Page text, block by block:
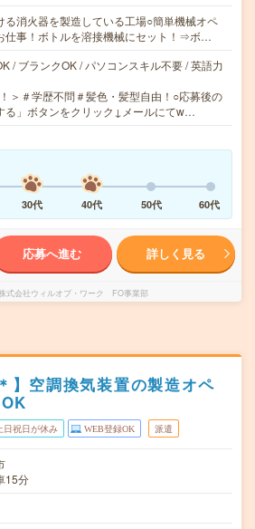
る消火器を製造している工場○簡単機械オペ
仕事！ボトルを溶接機械にセット！⇒ボ…
/ ブランクOK / パソコンスキル不要 / 英語力
＞＃学歴不問＃髪色・髪型自由！○応募後の
る」ボタンをクリック↓メールにてw…
30代 40代 50代 60代
応募へ進む 詳しく見る
式会社ウィルオブ・ワーク FO事業部
】空調換気装置の製造オペ
日祝日が休み WEB登録OK 派遣
15分